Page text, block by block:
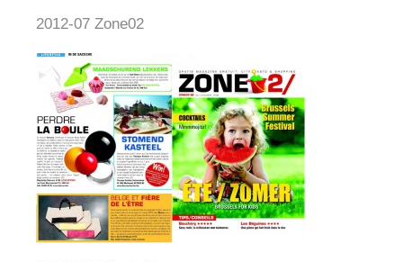
2012-07 Zone02